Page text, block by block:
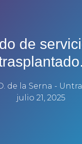
de
de la Serna -
julio 21, 2025